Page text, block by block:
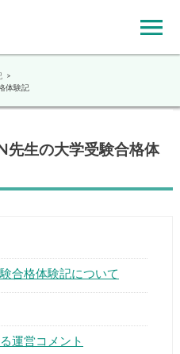
体験記
先生の大学受験合格体
合格体験記について
運営コメント